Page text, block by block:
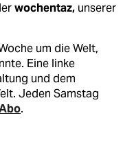
wochentaz, unserer
um die Welt,
Eine linke
und dem
Jeden Samstag
.